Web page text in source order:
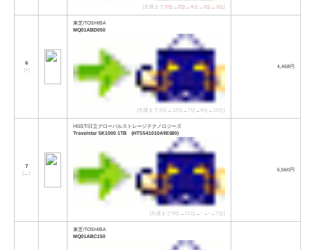
[先週まで:2位 →2位 →4位 →3位 →3位]
6
[↑]
東芝/TOSHIBA
MQ01ABD050
[先週まで:6位→12位→7位→8位→10位]
4,468円
7
[
]
HGST/日立グローバルストレージテクノロジーズ
Travelstar 5K1000 1TB (HTS541010A9E680)
[先週まで:9位→11位→−→−→7位]
6,560円
東芝/TOSHIBA
MQ01ABC150